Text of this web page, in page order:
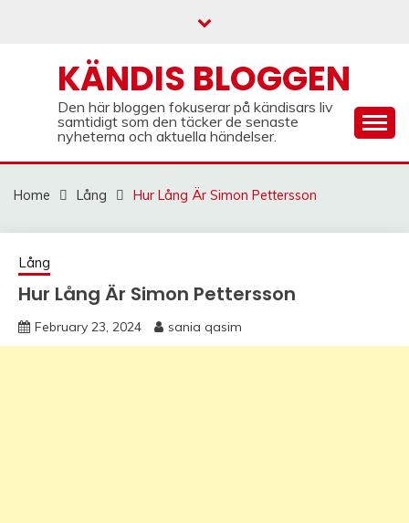
KÄNDIS BLOGGEN
Den här bloggen fokuserar på kändisars liv
samtidigt som den täcker de senaste
nyheterna och aktuella händelser.
Home Lång Hur Lång Är Simon Pettersson
Lång
Hur Lång Är Simon Pettersson
February 23, 2024 sania qasim